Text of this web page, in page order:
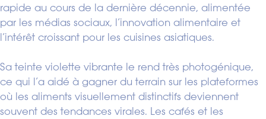
rapide au cours de la dernière décennie, alimentée
par les médias sociaux, l’innovation alimentaire et
l’intérêt croissant pour les cuisines asiatiques.
Sa teinte violette vibrante le rend très photogénique,
ce qui l’a aidé à gagner du terrain sur les plateformes
où les aliments visuellement distinctifs deviennent
souvent des tendances virales. Les cafés et les